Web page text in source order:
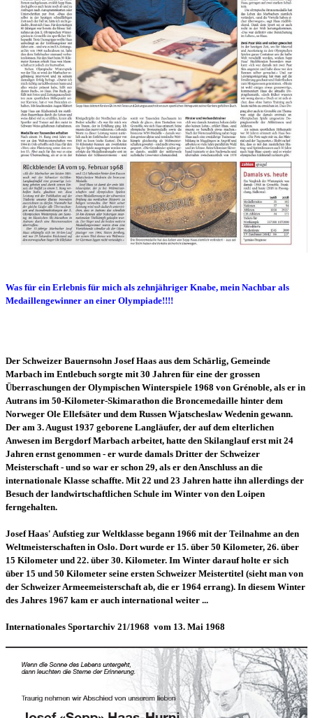
Was für ein Erlebnis für mich als zehnjähriger Knabe, mein Nachbar als
Medaillengewinner an einer Olympiade!!!!
Der Schweizer Bauernsohn Josef Haas aus dem Schärlig, Gemeinde
Marbach im Entlebuch sorgte mit 30 Jahren für eine der grossen
Überraschungen der Olympischen Winterspiele 1968 von Grénoble, als er in
Autrans im 50-Kilometer-Skimarathon die Broncemedaille hinter dem
Norweger Ole Ellefsäter und dem Russen Wjatscheslaw Wedenin gewann.
Der am 3. August 1937 geborene Langläufer, der auf dem elterlichen
Anwesen im Bergdorf Marbach arbeitet, hatte den Skilanglauf erst mit 24
Jahren ernst genommen - er wurde damals Dritter der Schweizer
Meisterschaft - und so war er schon 29, als er den Anschluss an die
internationale Klasse schaffte. Mit 22 und 23 Jahren hatte ihn allerdings der
Besuch der landwirtschaftlichen Schule im Winter von den Loipen
ferngehalten.
Josef Haas' Aufstieg zur Weltklasse begann 1966 mit der Teilnahme an den
Weltmeisterschaften in Oslo. Dort wurde er 15. über 50 Kilometer, 26. über
15 Kilometer und 22. über 30. Kilometer. Im Winter darauf holte er sich
über 15 und 50 Kilometer seine ersten Schweizer Meistertitel (sieht man von
der Schweizer Armeemeisterschaft ab, die er 1964 errang). In diesem Winter
des Jahres 1967 kam er auch international weiter ...
Internationales Sportarchiv 21/1968 vom 13. Mai 1968